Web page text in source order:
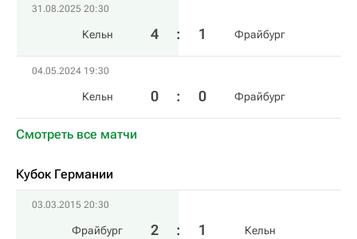
31.08.2025 20:30
Кельн 4 : 1 Фрайбург
04.05.2024 19:30
Кельн 0 : 0 Фрайбург
Смотреть все матчи
Кубок Германии
03.03.2015 20:30
Фрайбург 2 : 1 Кельн